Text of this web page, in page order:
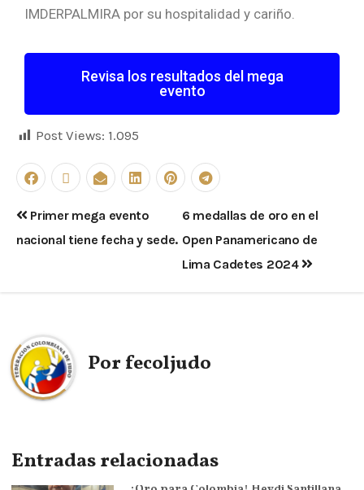
IMDERPALMIRA por su hospitalidad y cariño.
Revisa los resultados del mega
evento
Post Views: 1.095
Primer mega evento
nacional tiene fecha y sede.
6 medallas de oro en el
Open Panamericano de
Lima Cadetes 2024
Porfecoljudo
Entradas relacionadas